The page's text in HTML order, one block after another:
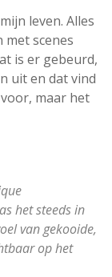
mijn leven. Alles
met scenes
is er gebeurd,
uit en dat vind
maar het
het steeds in
van gekooide,
op het